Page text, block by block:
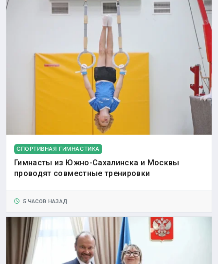
СПОРТИВНАЯ ГИМНАСТИКА
Гимнасты из Южно-Сахалинска и Москвы
проводят совместные тренировки
5 ЧАСОВ НАЗАД